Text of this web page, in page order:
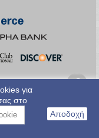
για
στο
Αποδοχή